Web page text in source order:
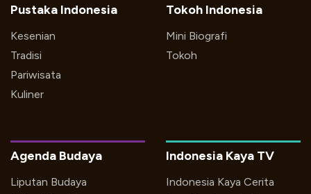
Pustaka Indonesia
Kesenian
Tradisi
Pariwisata
Kuliner
Tokoh Indonesia
Mini Biografi
Tokoh
Indonesia Kaya TV
Indonesia Kaya Cerita
Agenda Budaya
Liputan Budaya